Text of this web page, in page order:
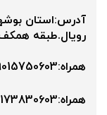
آدرس:استان
رویال.طبقه همکف.واحد104،لوازم
همراه:09015750603
همراه:۰9173830603